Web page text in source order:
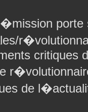
porte
critiques
de